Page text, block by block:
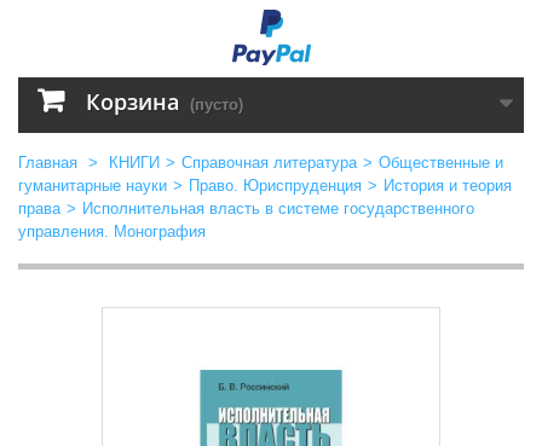
Корзина (пусто)
Главная > КНИГИ > Справочная литература > Общественные и
гуманитарные науки > Право. Юриспруденция > История и теория
права > Исполнительная власть в системе государственного
управления. Монография